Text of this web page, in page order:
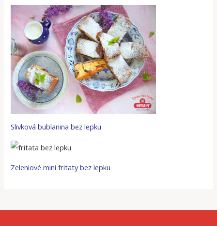
Slivková bublanina bez lepku
Zeleniové mini fritaty bez lepku